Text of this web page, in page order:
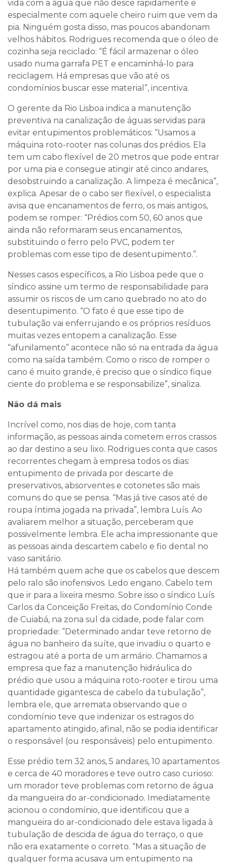
vida com a água que não desce rapidamente e
especialmente com aquele cheiro ruim que vem da
pia. Ninguém gosta disso, mas poucos abandonam
velhos hábitos. Rodrigues recomenda que o óleo de
cozinha seja reciclado: “É fácil armazenar o óleo
usado numa garrafa PET e encaminhá-lo para
reciclagem. Há empresas que vão até os
condomínios buscar esse material”, incentiva.
O gerente da Rio Lisboa indica a manutenção
preventiva na canalização de águas servidas para
evitar entupimentos problemáticos: “Usamos a
máquina roto-rooter nas colunas dos prédios. Ela
tem um cabo flexível de 20 metros que pode entrar
por uma pia e consegue atingir até cinco andares,
desobstruindo a canalização. A limpeza é mecânica”,
explica. Apesar de o cabo ser flexível, o especialista
avisa que encanamentos de ferro, os mais antigos,
podem se romper: “Prédios com 50, 60 anos que
ainda não reformaram seus encanamentos,
substituindo o ferro pelo PVC, podem ter
problemas com esse tipo de desentupimento.”.
Nesses casos específicos, a Rio Lisboa pede que o
síndico assine um termo de responsabilidade para
assumir os riscos de um cano quebrado no ato do
desentupimento. “O fato é que esse tipo de
tubulação vai enferrujando e os próprios resíduos
muitas vezes entopem a canalização. Esse
“afunilamento” acontece não só na entrada da água
como na saída também. Como o risco de romper o
cano é muito grande, é preciso que o síndico fique
ciente do problema e se responsabilize”, sinaliza.
Não dá mais
Incrível como, nos dias de hoje, com tanta
informação, as pessoas ainda cometem erros crassos
ao dar destino a seu lixo. Rodrigues conta que casos
recorrentes chegam à empresa todos os dias:
entupimento de privada por descarte de
preservativos, absorventes e cotonetes são mais
comuns do que se pensa. “Mas já tive casos até de
roupa íntima jogada na privada”, lembra Luís. Ao
avaliarem melhor a situação, perceberam que
possivelmente lembra. Ele acha impressionante que
as pessoas ainda descartem cabelo e fio dental no
vaso sanitário.
Há também quem ache que os cabelos que descem
pelo ralo são inofensivos. Ledo engano. Cabelo tem
que ir para a lixeira mesmo. Sobre isso o síndico Luís
Carlos da Conceição Freitas, do Condomínio Conde
de Cuiabá, na zona sul da cidade, pode falar com
propriedade: “Determinado andar teve retorno de
água no banheiro da suíte, que invadiu o quarto e
estragou até a porta de um armário. Chamamos a
empresa que faz a manutenção hidráulica do
prédio que usou a máquina roto-rooter e tirou uma
quantidade gigantesca de cabelo da tubulação”,
lembra ele, que arremata observando que o
condomínio teve que indenizar os estragos do
apartamento atingido, afinal, não se podia identificar
o responsável (ou responsáveis) pelo entupimento.
Esse prédio tem 32 anos, 5 andares, 10 apartamentos
e cerca de 40 moradores e teve outro caso curioso:
um morador teve problemas com retorno de água
da mangueira do ar-condicionado. Imediatamente
acionou o condomínio, que identificou que a
mangueira do ar-condicionado dele estava ligada à
tubulação de descida de água do terraço, o que
não era exatamente o correto. “Mas a situação de
qualquer forma acusava um entupimento na